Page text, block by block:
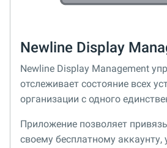
Newline Display
Newline Display Management
отслеживает состояние всех
организации с одного
Приложение позволяет
своему бесплатному аккаунту,